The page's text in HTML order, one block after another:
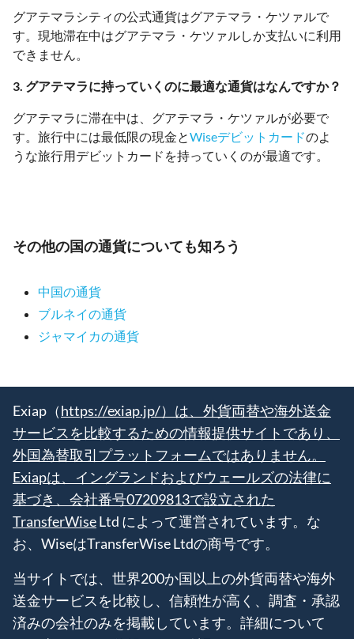
グアテマラシティの公式通貨はグアテマラ・ケツァルで
す。現地滞在中はグアテマラ・ケツァルしか支払いに利用
できません。
3. グアテマラに持っていくのに最適な通貨はなんですか？
グアテマラに滞在中は、グアテマラ・ケツァルが必要で
す。旅行中には最低限の現金とWiseデビットカードのよ
うな旅行用デビットカードを持っていくのが最適です。
その他の国の通貨についても知ろう
中国の通貨
ブルネイの通貨
ジャマイカの通貨
Exiap（https://exiap.jp/）は、外貨両替や海外送金
サービスを比較するための情報提供サイトであり、
外国為替取引プラットフォームではありません。
Exiapは、イングランドおよびウェールズの法律に
基づき、会社番号07209813で設立された
TransferWiseLtd によって運営されています。な
お、WiseはTransferWise Ltdの商号です。
当サイトでは、世界200か国以上の外貨両替や海外
送金サービスを比較し、信頼性が高く、調査・承認
済みの会社のみを掲載しています。詳細について